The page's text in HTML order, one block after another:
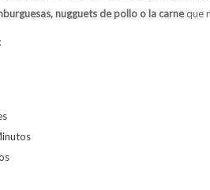
nugguets de pollo o la carneque